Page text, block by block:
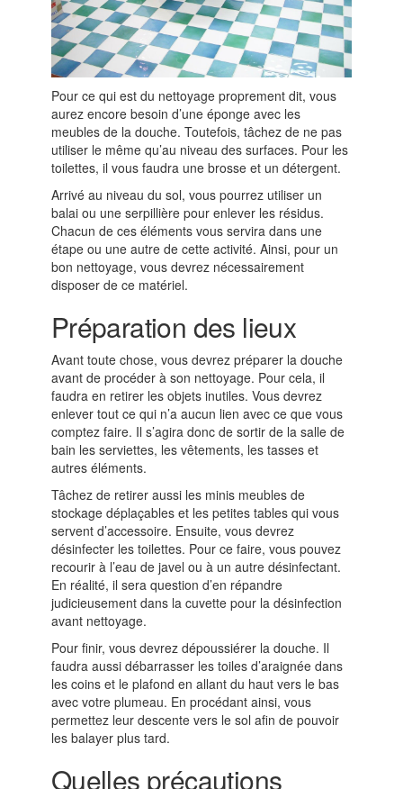
Pour ce qui est du nettoyage proprement dit, vous
aurez encore besoin d’une éponge avec les
meubles de la douche. Toutefois, tâchez de ne pas
utiliser le même qu’au niveau des surfaces. Pour les
toilettes, il vous faudra une brosse et un détergent.
Arrivé au niveau du sol, vous pourrez utiliser un
balai ou une serpillière pour enlever les résidus.
Chacun de ces éléments vous servira dans une
étape ou une autre de cette activité. Ainsi, pour un
bon nettoyage, vous devrez nécessairement
disposer de ce matériel.
Préparation des lieux
Avant toute chose, vous devrez préparer la douche
avant de procéder à son nettoyage. Pour cela, il
faudra en retirer les objets inutiles. Vous devrez
enlever tout ce qui n’a aucun lien avec ce que vous
comptez faire. Il s’agira donc de sortir de la salle de
bain les serviettes, les vêtements, les tasses et
autres éléments.
Tâchez de retirer aussi les minis meubles de
stockage déplaçables et les petites tables qui vous
servent d’accessoire. Ensuite, vous devrez
désinfecter les toilettes. Pour ce faire, vous pouvez
recourir à l’eau de javel ou à un autre désinfectant.
En réalité, il sera question d’en répandre
judicieusement dans la cuvette pour la désinfection
avant nettoyage.
Pour finir, vous devrez dépoussiérer la douche. Il
faudra aussi débarrasser les toiles d’araignée dans
les coins et le plafond en allant du haut vers le bas
avec votre plumeau. En procédant ainsi, vous
permettez leur descente vers le sol afin de pouvoir
les balayer plus tard.
Quelles précautions